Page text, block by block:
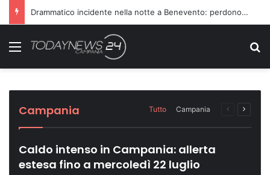
Richiesta di farmaci non accolta, scatta l’aggressione ai danni dei medici
Menu
Cronaca NA
Cronaca NA
Attualità NA
Attualità BN
Attualità SA
Campania Tutto Campania
Pagina
Caldo intenso in Campania: allerta
estesa fino a mercoledì 22 luglio